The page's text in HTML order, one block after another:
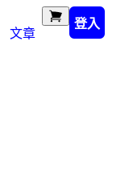
文章
登入